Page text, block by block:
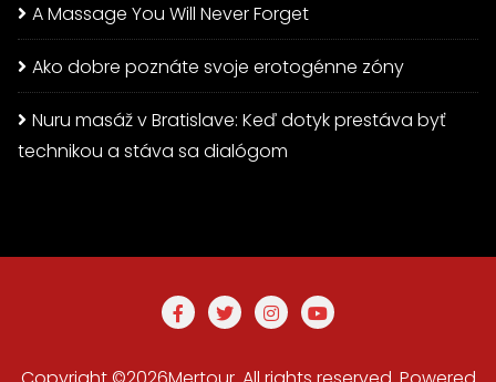
A Massage You Will Never Forget
Ako dobre poznáte svoje erotogénne zóny
Nuru masáž v Bratislave: Keď dotyk prestáva byť
technikou a stáva sa dialógom